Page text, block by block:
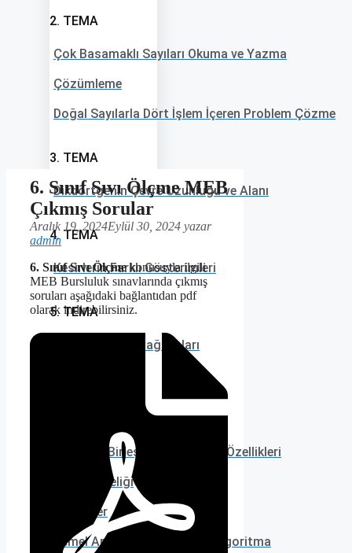
2. TEMA
Çok Basamaklı Sayıları Okuma ve Yazma
Çözümleme
Doğal Sayılarla Dört İşlem İçeren Problem Çözme
3. TEMA
Dikdörtgenin Çevre Uzunluğu ve Alanı
4. TEMA
Kesirlerin Farklı Gösterimleri
5. TEMA
Kategorik Veri Dağılımları
Değişme-Birleşme ve Dağılma Özellikleri
İşlem Önceliği
Örüntüler
Temel Aritmetik İşlemler ve Algoritma
6. Sınıf Sıvı Ölçme MEB
Çıkmış Sorular
Aralık 19, 2024Eylül 30, 2024 yazar
admin
6. Sınıf Sıvı Ölçmekonusuyla ilgili
MEB Bursluluk sınavlarında çıkmış
soruları aşağıdaki bağlantıdan pdf
olarak indirebilirsiniz.